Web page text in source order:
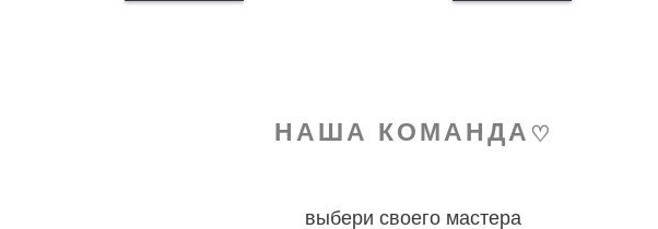
НАША КОМАНДА ♡
выбери своего мастера